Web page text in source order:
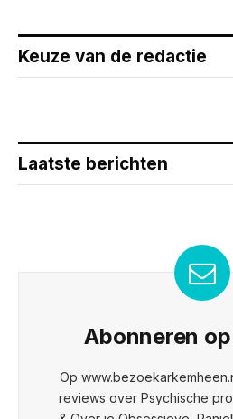
Keuze van de redactie
Laatste berichten
Abonneren
Op
reviews over Psychische